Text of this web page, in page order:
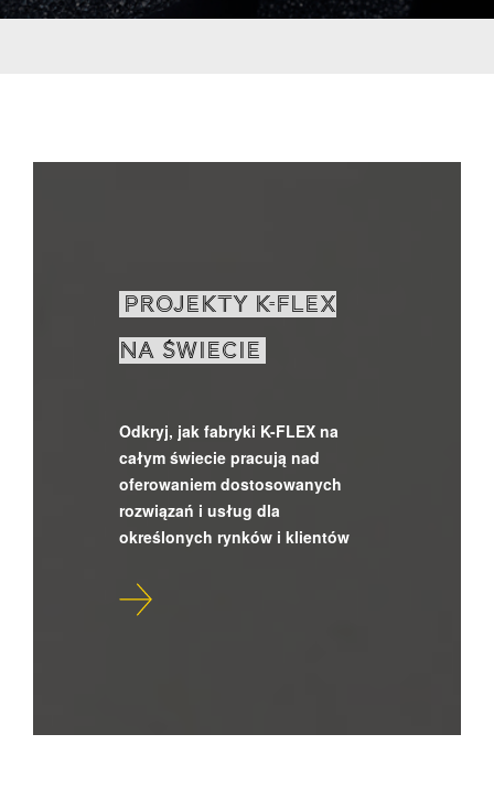
PROJEKTY K-FLEX
NA ŚWIECIE
Odkryj, jak fabryki K-FLEX na
całym świecie pracują nad
oferowaniem dostosowanych
rozwiązań i usług dla
określonych rynków i klientów